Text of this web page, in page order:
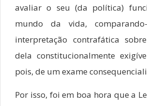
avaliar o seu (da política)
mundo da vida,
interpretação contrafática
dela constitucionalmente
pois, de um exame
Por isso, foi em boa hora que a